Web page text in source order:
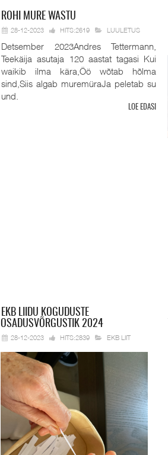
ROHI MURE WASTU
28-12-2023 HITS:2619 LUULETUS
Detsember 2023Andres Tettermann,
Teekäija asutaja 120 aastat tagasi Kui
waikib ilma kära,Öö wõtab hõlma
sind,Siis algab muremüraJa peletab su
und.
LOE EDASI
EKBLIIDU KOGUDUSTE
OSADUSVÕRGUSTIK 2024
28-12-2023 HITS:2839 EKB LIIT